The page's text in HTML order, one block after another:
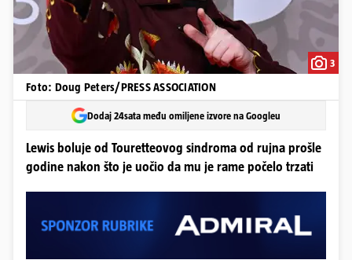
3
Foto: Doug Peters/PRESS ASSOCIATION
Dodaj 24sata među omiljene izvore na Googleu
Lewis boluje od Touretteovog sindroma od rujna prošle
godine nakon što je uočio da mu je rame počelo trzati